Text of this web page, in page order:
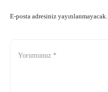
E-posta adresiniz yayınlanmayacak.